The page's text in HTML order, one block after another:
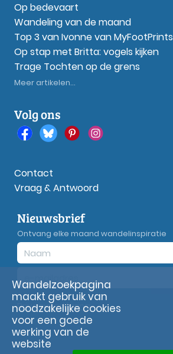
Op bedevaart
Wandeling van de maand
Top 3 van Ivonne van MyFootPrints
Op stap met Britta: vogels kijken
Trage Tochten op de grens
Meer artikelen...
Volg ons
Contact
Vraag & Antwoord
Nieuwsbrief
Ontvang elke maand wandelinspiratie
Privacyverklaring
Wandelzoekpagina
maakt gebruik van
noodzakelijke cookies
voor een goede
werking van de
website